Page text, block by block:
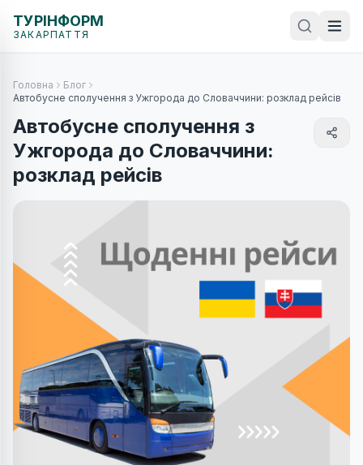
ТУРІНФОРМ
ЗАКАРПАТТЯ
Головна
Блог
Автобусне сполучення з Ужгорода до Словаччини: розклад рейсів
Автобусне сполучення з
Ужгорода до Словаччини:
розклад рейсів